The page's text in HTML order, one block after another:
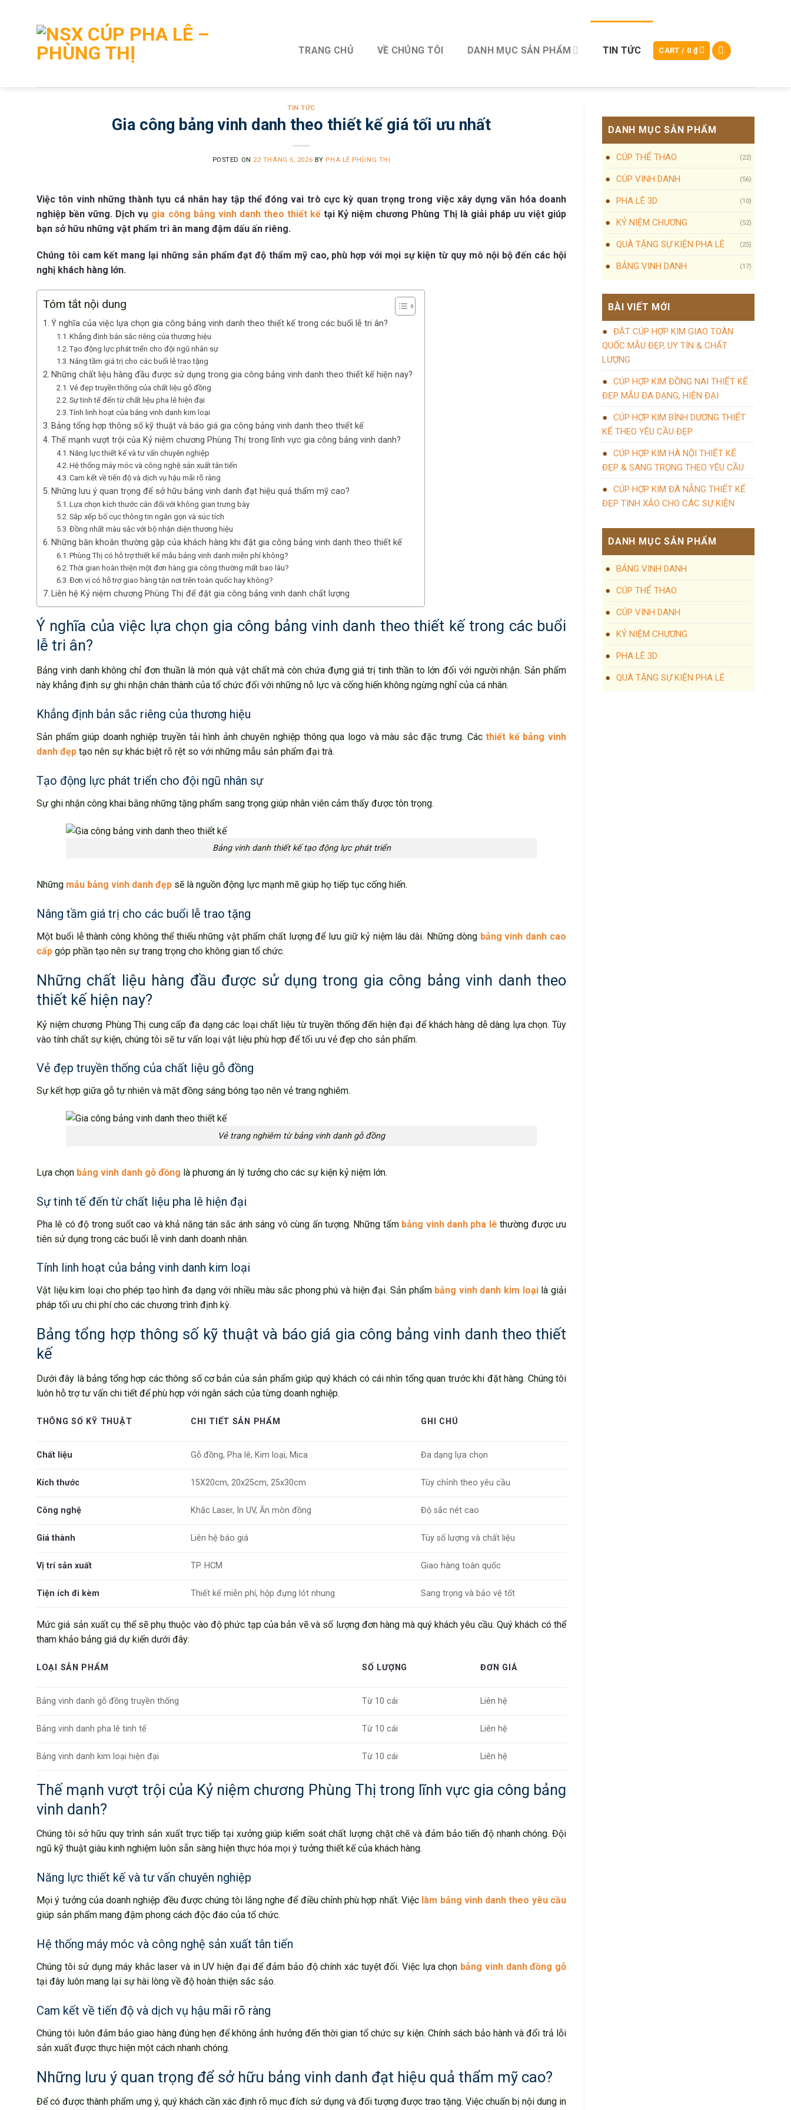
TRANG CHỦ
VỀ CHÚNG TÔI DANH MỤC SẢN PHẨM TIN TỨC CART / 0 ₫
TIN TỨC
Gia công bảng vinh danh theo thiết kế giá tối ưu nhất
POSTED ON 22 THÁNG 5, 2026 BY PHA LÊ PHÙNG THỊ
Việc tôn vinh những thành tựu cá nhân hay tập thể đóng vai trò cực kỳ quan trọng trong việc xây dựng văn hóa doanh
nghiệp bền vững. Dịch vụ gia công bảng vinh danh theo thiết kếtại Kỷ niệm chương Phùng Thị là giải pháp ưu việt giúp
bạn sở hữu những vật phẩm tri ân mang đậm dấu ấn riêng.
Chúng tôi cam kết mang lại những sản phẩm đạt độ thẩm mỹ cao, phù hợp với mọi sự kiện từ quy mô nội bộ đến các hội
nghị khách hàng lớn.
Tóm tắt nội dung
Ý nghĩa của việc lựa chọn gia công bảng vinh danh theo thiết kế trong các buổi lễ tri ân?
Khẳng định bản sắc riêng của thương hiệu
Tạo động lực phát triển cho đội ngũ nhân sự
Nâng tầm giá trị cho các buổi lễ trao tặng
Những chất liệu hàng đầu được sử dụng trong gia công bảng vinh danh theo thiết kế hiện nay?
Vẻ đẹp truyền thống của chất liệu gỗ đồng
Sự tinh tế đến từ chất liệu pha lê hiện đại
Tính linh hoạt của bảng vinh danh kim loại
Bảng tổng hợp thông số kỹ thuật và báo giá gia công bảng vinh danh theo thiết kế
Thế mạnh vượt trội của Kỷ niệm chương Phùng Thị trong lĩnh vực gia công bảng vinh danh?
Năng lực thiết kế và tư vấn chuyên nghiệp
Hệ thống máy móc và công nghệ sản xuất tân tiến
Cam kết về tiến độ và dịch vụ hậu mãi rõ ràng
Những lưu ý quan trọng để sở hữu bảng vinh danh đạt hiệu quả thẩm mỹ cao?
Lựa chọn kích thước cân đối với không gian trưng bày
Sắp xếp bố cục thông tin ngắn gọn và súc tích
Đồng nhất màu sắc với bộ nhận diện thương hiệu
Những băn khoăn thường gặp của khách hàng khi đặt gia công bảng vinh danh theo thiết kế
Phùng Thị có hỗ trợ thiết kế mẫu bảng vinh danh miễn phí không?
Thời gian hoàn thiện một đơn hàng gia công thường mất bao lâu?
Đơn vị có hỗ trợ giao hàng tận nơi trên toàn quốc hay không?
Liên hệ Kỷ niệm chương Phùng Thị để đặt gia công bảng vinh danh chất lượng
Ý nghĩa của việc lựa chọn gia công bảng vinh danh theo thiết kế trong các buổi
lễ tri ân?
Bảng vinh danh không chỉ đơn thuần là món quà vật chất mà còn chứa đựng giá trị tinh thần to lớn đối với người nhận. Sản phẩm
này khẳng định sự ghi nhận chân thành của tổ chức đối với những nỗ lực và cống hiến không ngừng nghỉ của cá nhân.
Khẳng định bản sắc riêng của thương hiệu
Sản phẩm giúp doanh nghiệp truyền tải hình ảnh chuyên nghiệp thông qua logo và màu sắc đặc trưng. Cácthiết kế bảng vinh
danh đẹp tạo nên sự khác biệt rõ rệt so với những mẫu sản phẩm đại trà.
Tạo động lực phát triển cho đội ngũ nhân sự
Sự ghi nhận công khai bằng những tặng phẩm sang trọng giúp nhân viên cảm thấy được tôn trọng.
Bảng vinh danh thiết kế tạo động lực phát triển
Những mẫu bảng vinh danh đẹp sẽ là nguồn động lực mạnh mẽ giúp họ tiếp tục cống hiến.
Nâng tầm giá trị cho các buổi lễ trao tặng
Một buổi lễ thành công không thể thiếu những vật phẩm chất lượng để lưu giữ kỷ niệm lâu dài. Những dòng bảng vinh danh cao
cấp góp phần tạo nên sự trang trọng cho không gian tổ chức.
Những chất liệu hàng đầu được sử dụng trong gia công bảng vinh danh theo
thiết kế hiện nay?
Kỷ niệm chương Phùng Thị cung cấp đa dạng các loại chất liệu từ truyền thống đến hiện đại để khách hàng dễ dàng lựa chọn. Tùy
vào tính chất sự kiện, chúng tôi sẽ tư vấn loại vật liệu phù hợp để tối ưu vẻ đẹp cho sản phẩm.
Vẻ đẹp truyền thống của chất liệu gỗ đồng
Sự kết hợp giữa gỗ tự nhiên và mặt đồng sáng bóng tạo nên vẻ trang nghiêm.
Vẻ trang nghiêm từ bảng vinh danh gỗ đồng
Lựa chọn bảng vinh danh gỗ đồng là phương án lý tưởng cho các sự kiện kỷ niệm lớn.
Sự tinh tế đến từ chất liệu pha lê hiện đại
Pha lê có độ trong suốt cao và khả năng tán sắc ánh sáng vô cùng ấn tượng. Những tấm bảng vinh danh pha lê thường được ưu
tiên sử dụng trong các buổi lễ vinh danh doanh nhân.
Tính linh hoạt của bảng vinh danh kim loại
Vật liệu kim loại cho phép tạo hình đa dạng với nhiều màu sắc phong phú và hiện đại. Sản phẩm bảng vinh danh kim loạilà giải
pháp tối ưu chi phí cho các chương trình định kỳ.
Bảng tổng hợp thông số kỹ thuật và báo giá gia công bảng vinh danh theo thiết
kế
Dưới đây là bảng tổng hợp các thông số cơ bản của sản phẩm giúp quý khách có cái nhìn tổng quan trước khi đặt hàng. Chúng tôi
luôn hỗ trợ tư vấn chi tiết để phù hợp với ngân sách của từng doanh nghiệp.
THÔNG SỐ KỸ THUẬT CHI TIẾT SẢN PHẨM GHI CHÚ
Chất liệu Gỗ đồng, Pha lê, Kim loại, Mica Đa dạng lựa chọn
Kích thước 15X20cm, 20x25cm, 25x30cm Tùy chỉnh theo yêu cầu
Công nghệ Khắc Laser, In UV, Ăn mòn đồng Độ sắc nét cao
Giá thành Liên hệ báo giá Tùy số lượng và chất liệu
Vị trí sản xuất TP. HCM Giao hàng toàn quốc
Tiện ích đi kèm Thiết kế miễn phí, hộp đựng lót nhung Sang trọng và bảo vệ tốt
Mức giá sản xuất cụ thể sẽ phụ thuộc vào độ phức tạp của bản vẽ và số lượng đơn hàng mà quý khách yêu cầu. Quý khách có thể
tham khảo bảng giá dự kiến dưới đây:
LOẠI SẢN PHẨM SỐ LƯỢNG ĐƠN GIÁ
Bảng vinh danh gỗ đồng truyền thống Từ 10 cái Liên hệ
Bảng vinh danh pha lê tinh tế Từ 10 cái Liên hệ
Bảng vinh danh kim loại hiện đại Từ 10 cái Liên hệ
Thế mạnh vượt trội của Kỷ niệm chương Phùng Thị trong lĩnh vực gia công bảng
vinh danh?
Chúng tôi sở hữu quy trình sản xuất trực tiếp tại xưởng giúp kiểm soát chất lượng chặt chẽ và đảm bảo tiến độ nhanh chóng. Đội
ngũ kỹ thuật giàu kinh nghiệm luôn sẵn sàng hiện thực hóa mọi ý tưởng thiết kế của khách hàng.
Năng lực thiết kế và tư vấn chuyên nghiệp
Mọi ý tưởng của doanh nghiệp đều được chúng tôi lắng nghe để điều chỉnh phù hợp nhất. Việc làm bảng vinh danh theo yêu cầu
giúp sản phẩm mang đậm phong cách độc đáo của tổ chức.
Hệ thống máy móc và công nghệ sản xuất tân tiến
Chúng tôi sử dụng máy khắc laser và in UV hiện đại để đảm bảo độ chính xác tuyệt đối. Việc lựa chọn bảng vinh danh đồng gỗ
tại đây luôn mang lại sự hài lòng về độ hoàn thiện sắc sảo.
Cam kết về tiến độ và dịch vụ hậu mãi rõ ràng
Chúng tôi luôn đảm bảo giao hàng đúng hẹn để không ảnh hưởng đến thời gian tổ chức sự kiện. Chính sách bảo hành và đổi trả lỗi
sản xuất được thực hiện một cách nhanh chóng.
Những lưu ý quan trọng để sở hữu bảng vinh danh đạt hiệu quả thẩm mỹ cao?
Để có được thành phẩm ưng ý, quý khách cần xác định rõ mục đích sử dụng và đối tượng được trao tặng. Việc chuẩn bị nội dung in
DANH MỤC SẢN PHẨM
CÚP THỂ THAO (22)
CÚP VINH DANH (56)
PHA LÊ 3D (10)
KỶ NIỆM CHƯƠNG (52)
QUÀ TẶNG SỰ KIỆN PHA LÊ (25)
BẢNG VINH DANH (17)
BÀI VIẾT MỚI
ĐẶT CÚP HỢP KIM GIAO TOÀN
QUỐC MẪU ĐẸP, UY TÍN & CHẤT
LƯỢNG
CÚP HỢP KIM ĐỒNG NAI THIẾT KẾ
ĐẸP MẪU ĐA DẠNG, HIỆN ĐẠI
CÚP HỢP KIM BÌNH DƯƠNG THIẾT
KẾ THEO YÊU CẦU ĐẸP
CÚP HỢP KIM HÀ NỘI THIẾT KẾ
ĐẸP & SANG TRỌNG THEO YÊU CẦU
CÚP HỢP KIM ĐÀ NẴNG THIẾT KẾ
ĐẸP TINH XẢO CHO CÁC SỰ KIỆN
DANH MỤC SẢN PHẨM
BẢNG VINH DANH
CÚP THỂ THAO
CÚP VINH DANH
KỶ NIỆM CHƯƠNG
PHA LÊ 3D
QUÀ TẶNG SỰ KIỆN PHA LÊ